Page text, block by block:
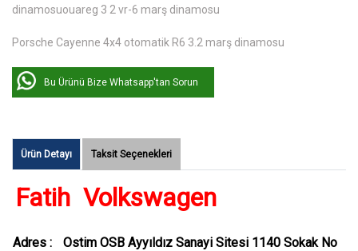
dinamosuouareg 3 2 vr-6 marş dinamosu
Porsche Cayenne 4x4 otomatik R6 3.2 marş dinamosu
Bu Ürünü Bize Whatsapp'tan Sorun
Ürün Detayı Taksit Seçenekleri
Fatih Volkswagen
Adres :
Ostim OSB Ayyıldız Sanayi Sitesi 1140 Sokak No